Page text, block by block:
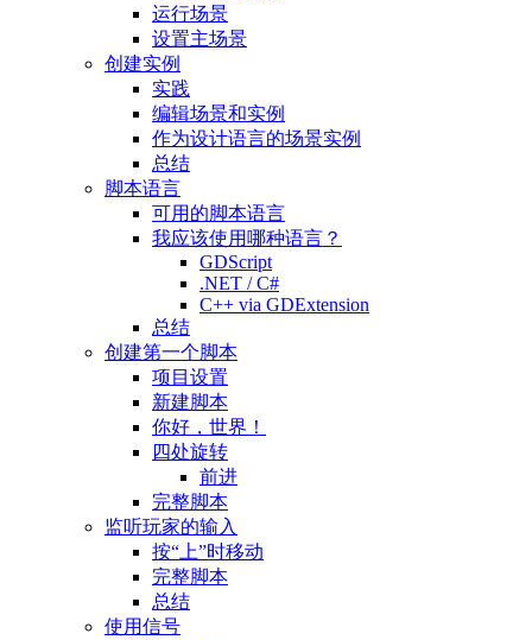
运行场景
设置主场景
创建实例
实践
编辑场景和实例
作为设计语言的场景实例
总结
脚本语言
可用的脚本语言
我应该使用哪种语言？
GDScript
.NET / C#
C++ via GDExtension
总结
创建第一个脚本
项目设置
新建脚本
你好，世界！
四处旋转
前进
完整脚本
监听玩家的输入
按“上”时移动
完整脚本
总结
使用信号